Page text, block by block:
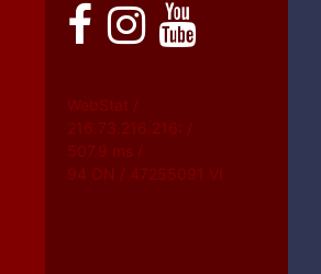
WebStat /
216.73.216.216: /
507.9 ms /
94 ON / 47255091 VI